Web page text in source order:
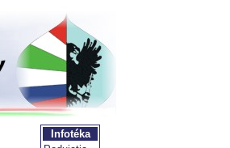
Infotéka